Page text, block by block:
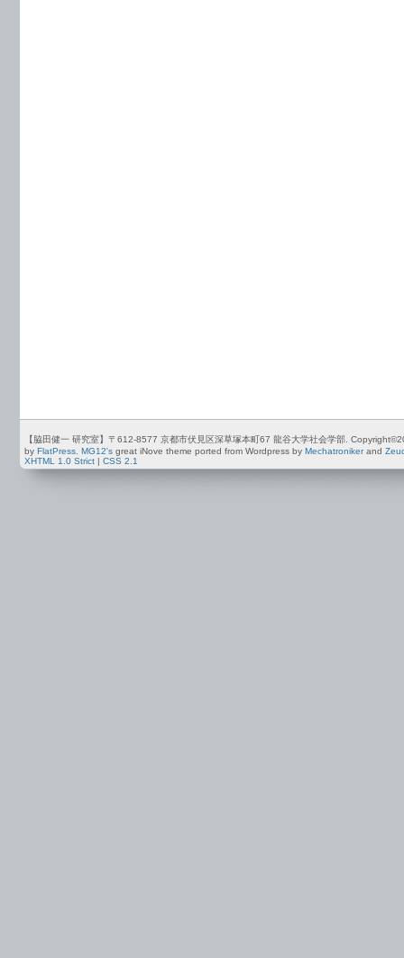
【脇田健一 研究室】〒612-8577 京都市伏見区深草塚本町67 龍谷大学社会学部.
by FlatPress. MG12's great iNove theme ported from Wordpress by Mechatronikerand
XHTML 1.0 Strict
CSS 2.1